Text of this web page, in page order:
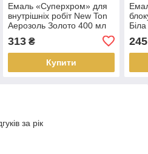
Емаль «Суперхром» для
внутрішніх робіт New Ton
Аерозоль Золото 400 мл
313₴
Купити
245
за рік